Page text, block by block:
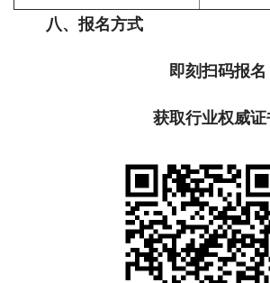
八、报名方式
即刻扫码报名
获取行业权威证